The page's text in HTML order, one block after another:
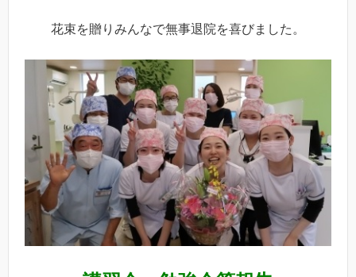
花束を贈りみんなで無事退院を喜びました。